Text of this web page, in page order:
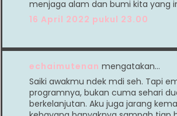
menjaga alam dan bumi kita yang
16 April 2022 pukul 23.00
echaimutenan mengatakan…
Saiki awakmu ndek mdi seh. Tapi
programnya, bukan cuma sehari
berkelanjutan. Aku juga jarang